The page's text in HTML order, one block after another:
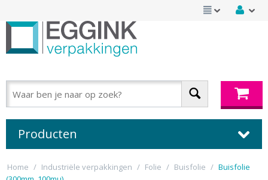
Producten
Home / Industriële verpakkingen / Folie / Buisfolie / Buisfolie